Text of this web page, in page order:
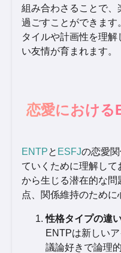
組み合わさることで、
過ごすことができます
タイルや計画性を理
い友情が育まれます。
恋愛における
ENTPと ESFJの恋愛
ていくために理解し
から生じる潜在的な
点、関係維持のために
性格タイプの違
ENTPは新しい
議論好きで論理